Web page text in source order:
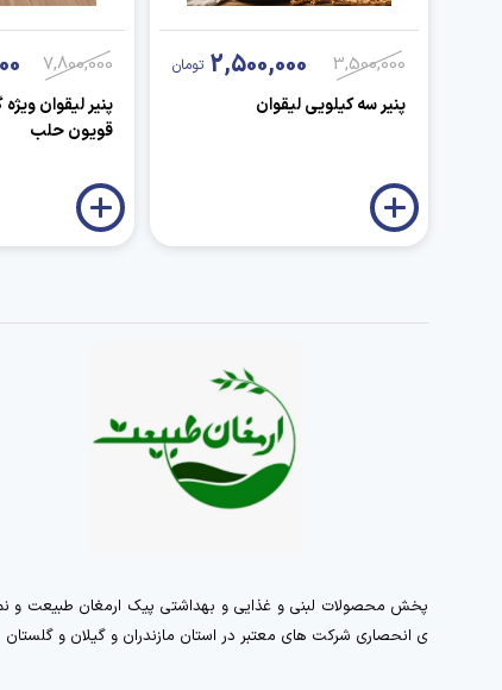
3,500,000
2,500,000 تومان
پنیر سه کیلویی لیقوان
7,800,000
پنیر لیقوان
قویون حلب
پخش محصولات لبنی و غذایی و بهداشتی پیک ارمغان طبیعت و
ی انحصاری شرکت های معتبر در استان مازندران و گیلان و گلستان